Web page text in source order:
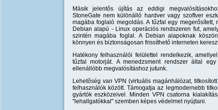
Másik jelentős újítás az eddigi
StoneGate nem különálló hardver vagy szoftver
magába foglaló megoldás. A tűzfal egy megerősített,
Debian alapú - Linux operációs rendszeren fut,
szintén magába foglal. A Debian alapoknak
könnyen és biztonságosan frissíthető interneten
Hatékony felhasználói felülettel rendelkezik,
tűzfal motorját. A menedzsment rendszer által
ellenállóbb megvalósításhoz jutunk.
Lehetőség van VPN (virtuális magánhálózat,
felhasználók között. Támogatja az legmodernebb
gyártók eszközeivel. Minden VPN csatorna
"lehallgatókkal" szemben képes védelmet nyújtani.